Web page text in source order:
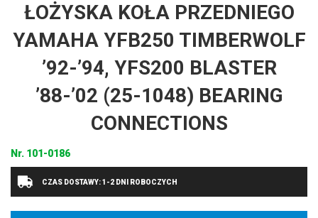
ŁOŻYSKA KOŁA PRZEDNIEGO
YAMAHA YFB250 TIMBERWOLF
’92-’94, YFS200 BLASTER
’88-’02 (25-1048) BEARING
CONNECTIONS
Nr. 101-0186
CZAS DOSTAWY: 1-2 DNI ROBOCZYCH